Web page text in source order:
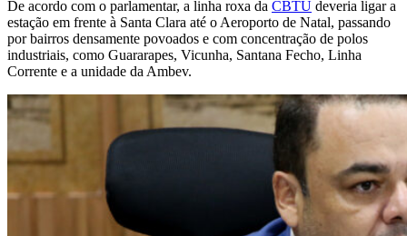
De acordo com o parlamentar, a linha roxa da CBTU deveria ligar a
estação em frente à Santa Clara até o Aeroporto de Natal, passando
por bairros densamente povoados e com concentração de polos
industriais, como Guararapes, Vicunha, Santana Fecho, Linha
Corrente e a unidade da Ambev.